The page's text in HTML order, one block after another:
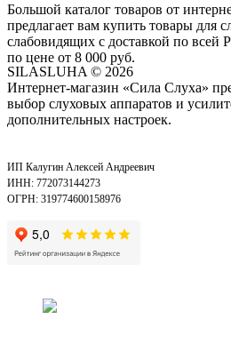
Большой каталог товаров от
предлагает вам купить товары для
слабовидящих с доставкой по всей
по цене от 8 000 руб.
SILASLUHA © 2026
Интернет-магазин «Сила Слуха»
выбор слуховых аппаратов и
дополнительных настроек.
ИП Калугин Алексей Андреевич
ИНН: 772073144273
ОГРН: 319774600158976